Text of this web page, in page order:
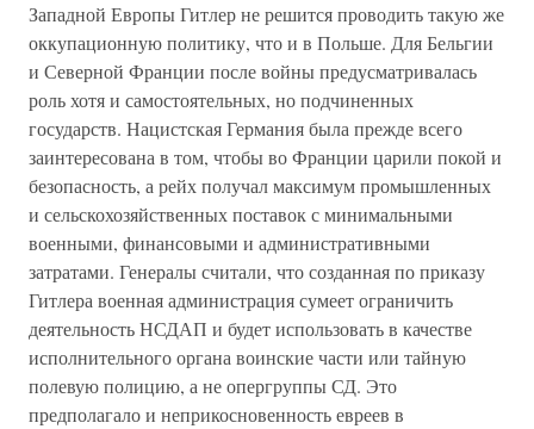
Западной Европы Гитлер не решится проводить такую же
оккупационную политику, что и в Польше. Для Бельгии
и Северной Франции после войны предусматривалась
роль хотя и самостоятельных, но подчиненных
государств. Нацистская Германия была прежде всего
заинтересована в том, чтобы во Франции царили покой и
безопасность, а рейх получал максимум промышленных
и сельскохозяйственных поставок с минимальными
военными, финансовыми и административными
затратами. Генералы считали, что созданная по приказу
Гитлера военная администрация сумеет ограничить
деятельность НСДАП и будет использовать в качестве
исполнительного органа воинские части или тайную
полевую полицию, а не опергруппы СД. Это
предполагало и неприкосновенность евреев в